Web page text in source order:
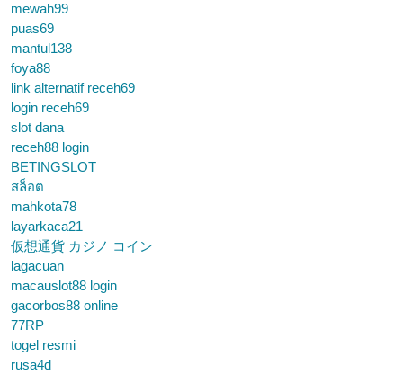
mewah99
puas69
mantul138
foya88
link alternatif receh69
login receh69
slot dana
receh88 login
BETINGSLOT
สล็อต
mahkota78
layarkaca21
仮想通貨 カジノ コイン
lagacuan
macauslot88 login
gacorbos88 online
77RP
togel resmi
rusa4d